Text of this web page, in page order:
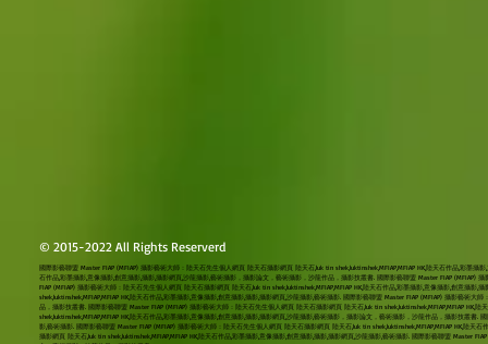
© 2015-2022 All Rights Reserverd
國際影藝聯盟 Master FIAP (MFIAP) 攝影藝術大師：陸天石先生個人網頁 陸天石攝影網頁 陸天石,luk tin shek,luktinshek,MFIAP,MFIAP HK,陸天石作品,彩墨
石作品,彩墨攝影,意像攝影,創意攝影,攝影,攝影網頁,沙龍攝影,藝術攝影，攝影論文，藝術攝影，沙龍作品，攝影技叢書. 國際影藝聯盟 Master FIAP (MFIAP)
FIAP (MFIAP) 攝影藝術大師：陸天石先生個人網頁 陸天石攝影網頁 陸天石,luk tin shek,luktinshek,MFIAP,MFIAP HK,陸天石作品,彩墨攝影,意像攝影,創意攝
shek,luktinshek,MFIAP,MFIAP HK,陸天石作品,彩墨攝影,意像攝影,創意攝影,攝影,攝影網頁,沙龍攝影,藝術攝影. 國際影藝聯盟 Master FIAP (MFIAP) 攝影藝術
品，攝影技叢書. 國際影藝聯盟 Master FIAP (MFIAP) 攝影藝術大師：陸天石先生個人網頁 陸天石攝影網頁 陸天石,luk tin shek,luktinshek,MFIAP,MFIAP
shek,luktinshek,MFIAP,MFIAP HK,陸天石作品,彩墨攝影,意像攝影,創意攝影,攝影,攝影網頁,沙龍攝影,藝術攝影，攝影論文，藝術攝影，沙龍作品，攝影技叢
影,藝術攝影. 國際影藝聯盟 Master FIAP (MFIAP) 攝影藝術大師：陸天石先生個人網頁 陸天石攝影網頁 陸天石,luk tin shek,luktinshek,MFIAP,MFIAP HK,陸
攝影網頁 陸天石,luk tin shek,luktinshek,MFIAP,MFIAP HK,陸天石作品,彩墨攝影,意像攝影,創意攝影,攝影,攝影網頁,沙龍攝影,藝術攝影. 國際影藝聯盟 Master